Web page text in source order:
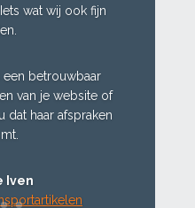
wat wij ook fijn
een betrouwbaar
van je website of
dat haar afspraken
Iven